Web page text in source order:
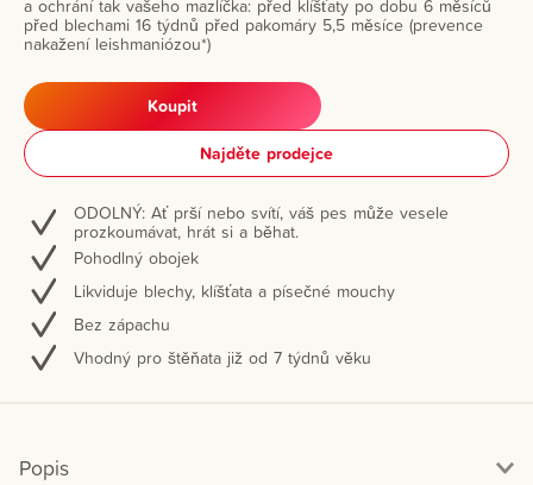
a ochrání tak vašeho mazlíčka: před klíšťaty po dobu 6 měsíců
před blechami 16 týdnů před pakomáry 5,5 měsíce (prevence
nakažení leishmaniózou*)
Koupit
Najděte prodejce
ODOLNÝ: Ať prší nebo svítí, váš pes může vesele
prozkoumávat, hrát si a běhat.
Pohodlný obojek
Likviduje blechy, klíšťata a písečné mouchy
Bez zápachu
Vhodný pro štěňata již od 7 týdnů věku
Popis